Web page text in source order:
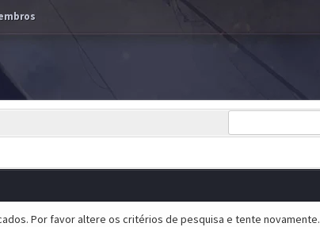
Por favor altere os critérios de pesquisa e tente novamente.